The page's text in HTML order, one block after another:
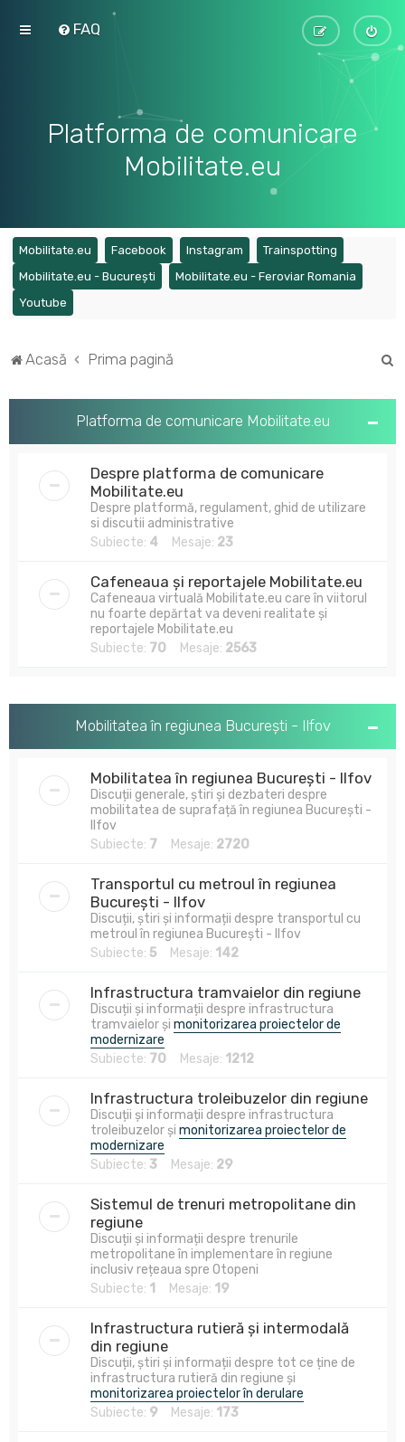
FAQ
Platforma de comunicare
Mobilitate.eu
Mobilitate.eu (Opens a new tab)
Facebook (Opens a new tab)
Instagram (Opens a new tab)
Trainspotting
Mobilitate.eu - București (Opens a new tab)
Mobilitate.eu - Feroviar Romania
Youtube
Acasă Prima pagină
Platforma de comunicare Mobilitate.eu
Despre platforma de comunicare
Mobilitate.eu
Despre platformă, regulament, ghid de utilizare
si discutii administrative
Subiecte: 4 Mesaje: 23
Cafeneaua și reportajele Mobilitate.eu
Cafeneaua virtuală Mobilitate.eu care în viitorul
nu foarte depărtat va deveni realitate și
reportajele Mobilitate.eu
Subiecte: 70 Mesaje: 2563
Mobilitatea în regiunea București - Ilfov
Mobilitatea în regiunea București - Ilfov
Discuții generale, știri și dezbateri despre
mobilitatea de suprafață în regiunea București -
Ilfov
Subiecte: 7 Mesaje: 2720
Transportul cu metroul în regiunea
București - Ilfov
Discuții, știri și informații despre transportul cu
metroul în regiunea București - Ilfov
Subiecte: 5 Mesaje: 142
Infrastructura tramvaielor din regiune
Discuții și informații despre infrastructura
tramvaielor și monitorizarea proiectelor de
modernizare
Subiecte: 70 Mesaje: 1212
Infrastructura troleibuzelor din regiune
Discuții și informații despre infrastructura
troleibuzelor și monitorizarea proiectelor de
modernizare
Subiecte: 3 Mesaje: 29
Sistemul de trenuri metropolitane din
regiune
Discuții și informații despre trenurile
metropolitane în implementare în regiune
inclusiv rețeaua spre Otopeni
Subiecte: 1 Mesaje: 19
Infrastructura rutieră și intermodală
din regiune
Discuții, știri și informații despre tot ce ține de
infrastructura rutieră din regiune și
monitorizarea proiectelor în derulare
Subiecte: 9 Mesaje: 173